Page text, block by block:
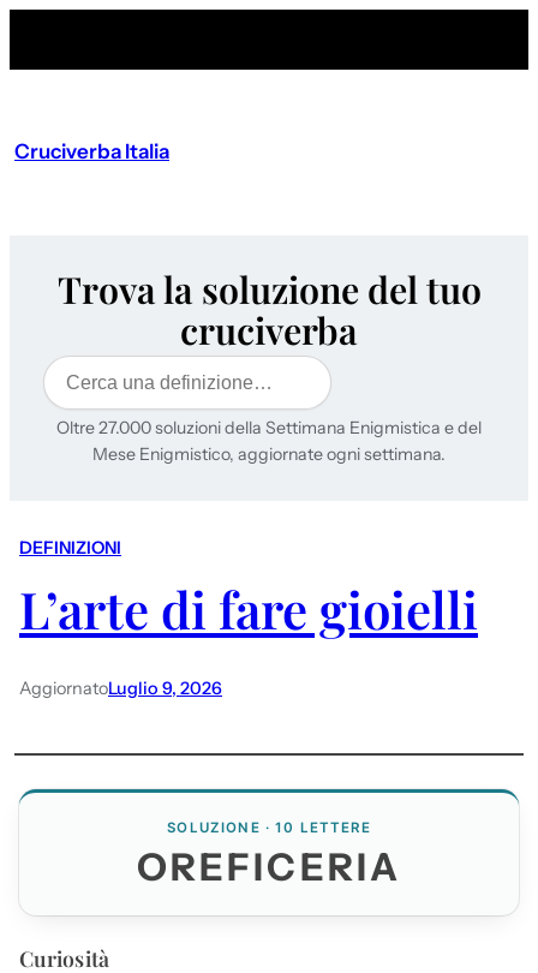
Cruciverba Italia
Trova la soluzione del tuo
cruciverba
Cerca
Oltre 27.000 soluzioni della Settimana Enigmistica e del
Mese Enigmistico, aggiornate ogni settimana.
DEFINIZIONI
L’arte di fare gioielli
AggiornatoLuglio 9, 2026
SOLUZIONE · 10 LETTERE
OREFICERIA
Curiosità